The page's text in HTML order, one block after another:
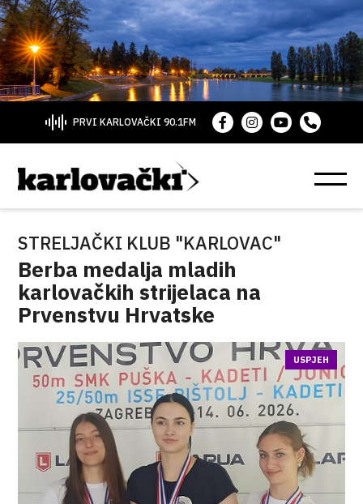
PRVI KARLOVAČKI 90.1FM
STRELJAČKI KLUB "KARLOVAC"
Berba medalja mladih
karlovačkih strijelaca na
Prvenstvu Hrvatske
USPJEH